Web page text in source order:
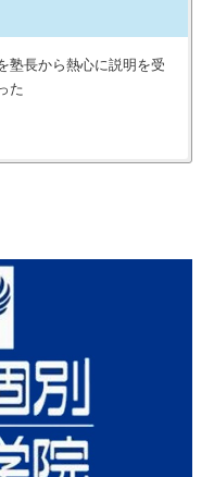
塾長から熱心に説明を受
た